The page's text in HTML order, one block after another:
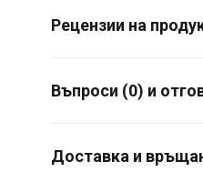
Въпроси (0) и
Доставка и